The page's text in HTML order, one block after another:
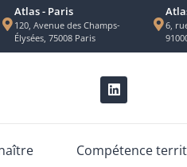
Atlas - Paris
120, Avenue des Champs-
Élysées, 75008 Paris
6,
Compétence